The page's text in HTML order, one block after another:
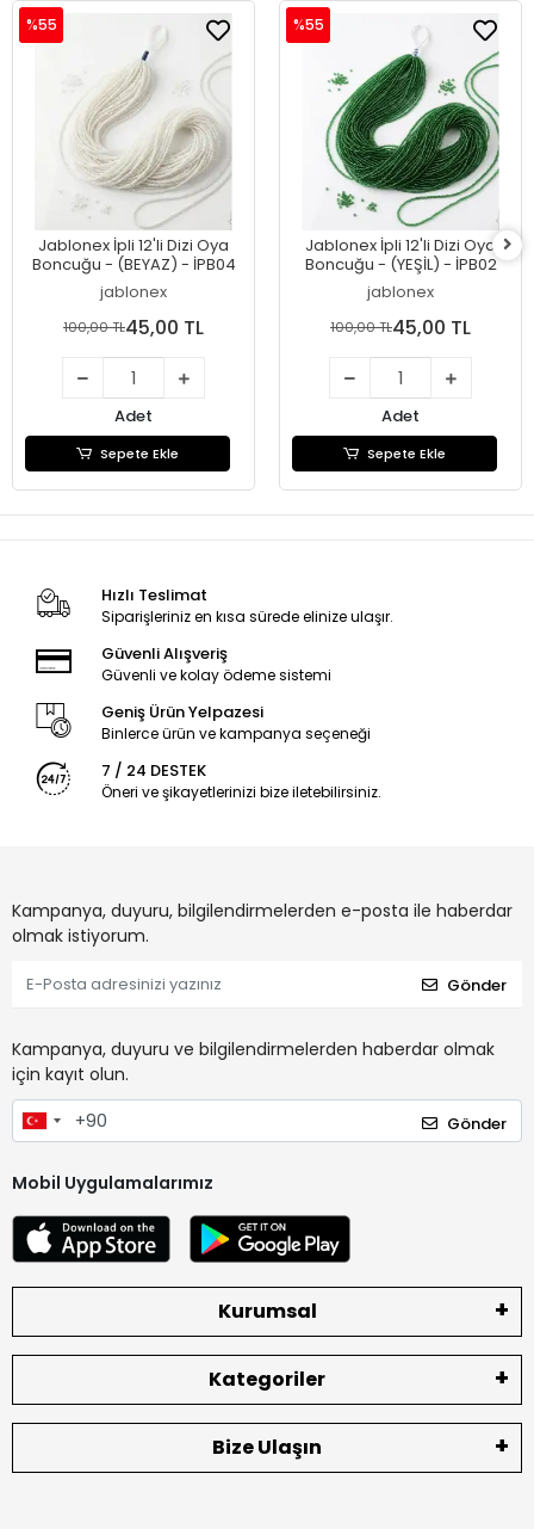
Jablonex İpli 12'li Dizi Oya
Boncuğu - (BEYAZ) - İPB04
jablonex
%55
100,00 TL45,00 TL
Adet
Sepete Ekle
Jablonex İpli 12'li Dizi Oya
Boncuğu - (YEŞİL) - İPB02
jablonex
%55
100,00 TL45,00 TL
Adet
Sepete Ekle
Hızlı Teslimat
Siparişleriniz en kısa sürede elinize ulaşır.
Güvenli Alışveriş
Güvenli ve kolay ödeme sistemi
Geniş Ürün Yelpazesi
Binlerce ürün ve kampanya seçeneği
7 / 24 DESTEK
Öneri ve şikayetlerinizi bize iletebilirsiniz.
Kampanya, duyuru, bilgilendirmelerden e-posta ile haberdar
olmak istiyorum.
Gönder
Kampanya, duyuru ve bilgilendirmelerden haberdar olmak
için kayıt olun.
Gönder
Mobil Uygulamalarımız
Kurumsal
Kategoriler
Bize Ulaşın